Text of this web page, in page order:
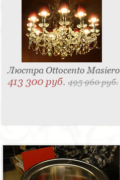
Люстра Ottocento Masiero
413 300 руб. 495 960 руб.